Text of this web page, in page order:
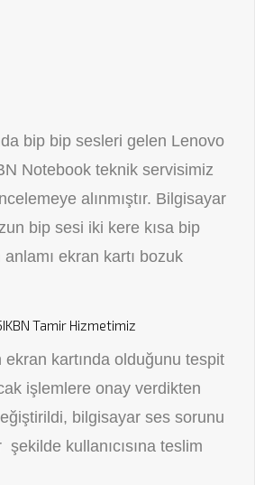
bip bip sesleri gelen Lenovo
Notebook teknik servisimiz
alınmıştır. Bilgisayar
bip sesi iki kere kısa bip
ekran kartı bozuk
Tamir Hizmetimiz
kartında olduğunu tespit
işlemlere onay verdikten
bilgisayar ses sorunu
kullanıcısına teslim